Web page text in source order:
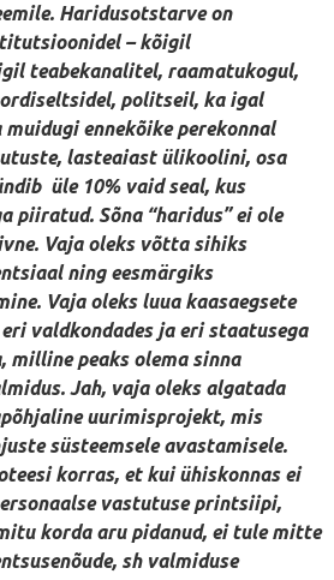
Haridusotstarve on
– kõigil
teabekanalitel, raamatukogul,
politseil, ka igal
ennekõike perekonnal
lasteaiast ülikoolini, osa
üle 10% vaid seal, kus
piiratud. Sõna “haridus” ei ole
Vaja oleks võtta sihiks
ning eesmärgiks
Vaja oleks luua kaasaegsete
valdkondades ja eri staatusega
peaks olema sinna
Jah, vaja oleks algatada
uurimisprojekt, mis
süsteemsele avastamisele.
korras, et kui ühiskonnas ei
vastutuse printsiipi,
korda aru pidanud, ei tule mitte
sh valmiduse